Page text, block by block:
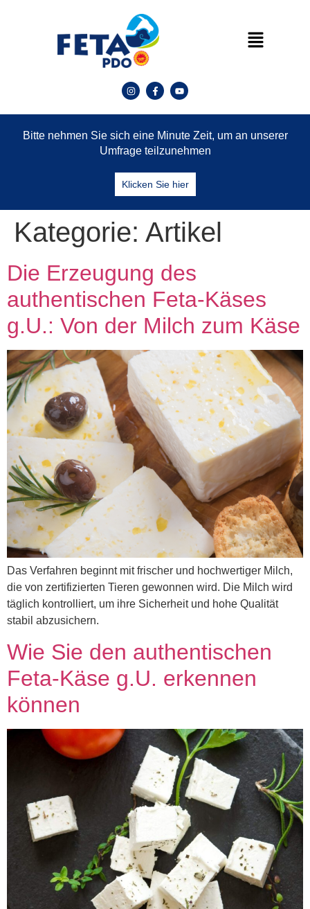
Bitte nehmen Sie sich eine Minute Zeit, um an unserer
Umfrage teilzunehmen
Klicken Sie hier
Kategorie: Artikel
Die Erzeugung des
authentischen Feta-Käses
g.U.: Von der Milch zum Käse
Das Verfahren beginnt mit frischer und hochwertiger Milch,
die von zertifizierten Tieren gewonnen wird. Die Milch wird
täglich kontrolliert, um ihre Sicherheit und hohe Qualität
stabil abzusichern.
Wie Sie den authentischen
Feta-Käse g.U. erkennen
können